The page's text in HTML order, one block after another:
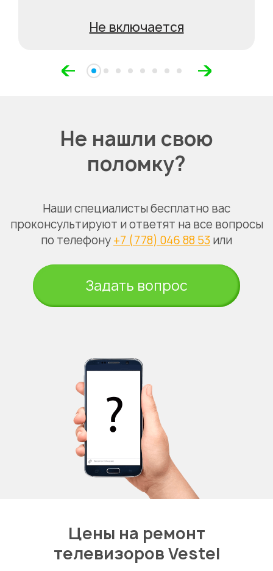
Не включается
Не нашли свою
поломку?
Наши специалисты бесплатно вас
проконсультируют и ответят на все вопросы
по телефону +7 (778) 046 88 53 или
Задать вопрос
Цены на ремонт
телевизоров Vestel